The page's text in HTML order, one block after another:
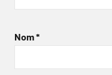
Nom*